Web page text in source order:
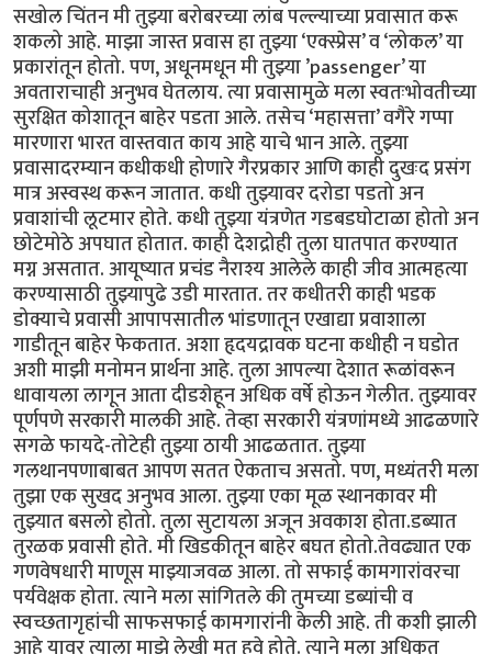
सखोल चिंतन मी तुझ्या बरोबरच्या लांब पल्ल्याच्या प्रवासात करू
शकलो आहे. माझा जास्त प्रवास हा तुझ्या ‘एक्स्प्रेस’ व ‘लोकल’ या
प्रकारांतून होतो. पण, अधूनमधून मी तुझ्या ’passenger’ या
अवताराचाही अनुभव घेतलाय. त्या प्रवासामुळे मला स्वतःभोवतीच्या
सुरक्षित कोशातून बाहेर पडता आले. तसेच ‘महासत्ता’ वगैरे गप्पा
मारणारा भारत वास्तवात काय आहे याचे भान आले. तुझ्या
प्रवासादरम्यान कधीकधी होणारे गैरप्रकार आणि काही दुखःद प्रसंग
मात्र अस्वस्थ करून जातात. कधी तुझ्यावर दरोडा पडतो अन
प्रवाशांची लूटमार होते. कधी तुझ्या यंत्रणेत गडबडघोटाळा होतो अन
छोटेमोठे अपघात होतात. काही देशद्रोही तुला घातपात करण्यात
मग्न असतात. आयूष्यात प्रचंड नैराश्य आलेले काही जीव आत्महत्या
करण्यासाठी तुझ्यापुढे उडी मारतात. तर कधीतरी काही भडक
डोक्याचे प्रवासी आपापसातील भांडणातून एखाद्या प्रवाशाला
गाडीतून बाहेर फेकतात. अशा हृदयद्रावक घटना कधीही न घडोत
अशी माझी मनोमन प्रार्थना आहे. तुला आपल्या देशात रूळांवरून
धावायला लागून आता दीडशेहून अधिक वर्षे होऊन गेलीत. तुझ्यावर
पूर्णपणे सरकारी मालकी आहे. तेव्हा सरकारी यंत्रणांमध्ये आढळणारे
सगळे फायदे-तोटेही तुझ्या ठायी आढळतात. तुझ्या
गलथानपणाबाबत आपण सतत ऐकताच असतो. पण, मध्यंतरी मला
तुझा एक सुखद अनुभव आला. तुझ्या एका मूळ स्थानकावर मी
तुझ्यात बसलो होतो. तुला सुटायला अजून अवकाश होता.डब्यात
तुरळक प्रवासी होते. मी खिडकीतून बाहेर बघत होतो.तेवढ्यात एक
गणवेषधारी माणूस माझ्याजवळ आला. तो सफाई कामगारांवरचा
पर्यवेक्षक होता. त्याने मला सांगितले की तुमच्या डब्यांची व
स्वच्छतागृहांची साफसफाई कामगारांनी केली आहे. ती कशी झाली